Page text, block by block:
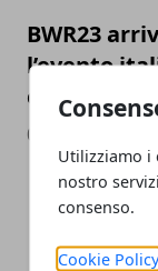
Utilizziamo i
nostro
consenso.
Cookie Policy
BWR23
l’evento
09/03/2023